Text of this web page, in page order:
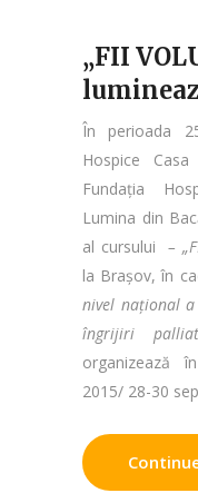
„FII
În perioada
Hospice
Fundația
Lumina din
al cursului
–
la Brașov, în
nivel național
îngrijiri
organizează
2015/ 28-30